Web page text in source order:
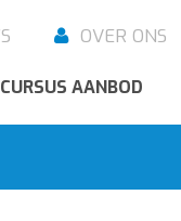
CURSUS AANBOD
OVER ONS